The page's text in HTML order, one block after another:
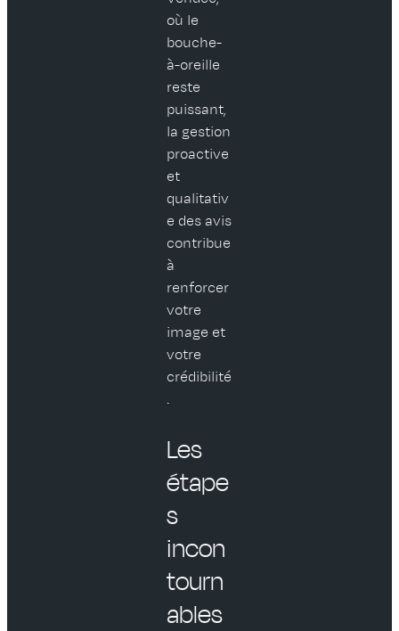
où le
bouche-
à-oreille
reste
puissant,
la gestion
proactive
et
qualitativ
e des avis
contribue
à
renforcer
votre
image et
votre
crédibilité
Les
étape
s
incon
tourn
ables